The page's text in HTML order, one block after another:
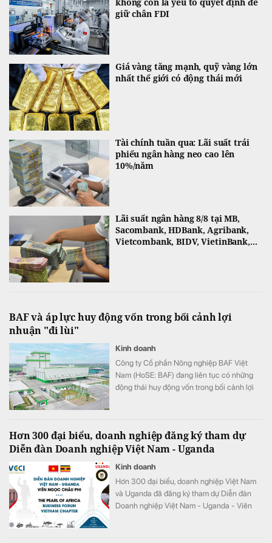
không còn là yếu tố quyết định để
giữ chân FDI
Giá vàng tăng mạnh, quỹ vàng lớn
nhất thế giới có động thái mới
Tài chính tuần qua: Lãi suất trái
phiếu ngân hàng neo cao lên
10%/năm
Lãi suất ngân hàng 8/8 tại MB,
Sacombank, HDBank, Agribank,
Vietcombank, BIDV, VietinBank,...
BAF và áp lực huy động vốn trong bối cảnh lợi
nhuận "đi lùi"
Kinh doanh
Công ty Cổ phần Nông nghiệp BAF Việt
Nam (HoSE: BAF) đang liên tục có những
động thái huy động vốn trong bối cảnh lợi
Hơn 300 đại biểu, doanh nghiệp đăng ký tham dự
Diễn đàn Doanh nghiệp Việt Nam - Uganda
Kinh doanh
Hơn 300 đại biểu, doanh nghiệp Việt Nam
và Uganda đã đăng ký tham dự Diễn đàn
Doanh nghiệp Việt Nam - Uganda - Viên